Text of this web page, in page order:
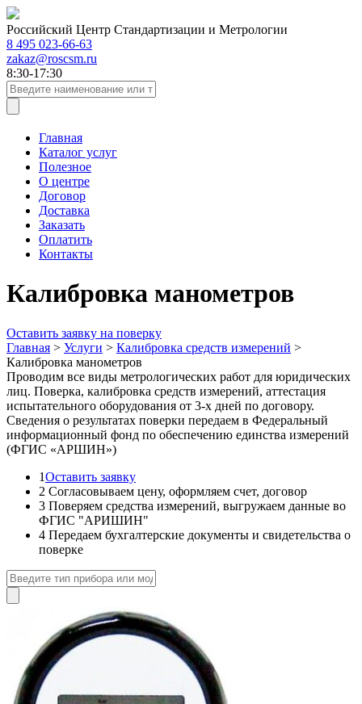
Российский Центр Стандартизации и Метрологии
8 495 023-66-63
zakaz@roscsm.ru
8:30-17:30
Главная
Каталог услуг
Полезное
О центре
Договор
Доставка
Заказать
Оплатить
Контакты
Калибровка манометров
Оставить заявку на поверку
Главная > Услуги > Калибровка средств измерений >
Калибровка манометров
Проводим все виды метрологических работ для юридических
лиц. Поверка, калибровка средств измерений, аттестация
испытательного оборудования от 3-х дней по договору.
Сведения о результатах поверки передаем в Федеральный
информационный фонд по обеспечению единства измерений
(ФГИС «АРШИН»)
1Оставить заявку
2 Согласовываем цену, оформляем счет, договор
3 Поверяем средства измерений, выгружаем данные во
ФГИС "АРИШИН"
4 Передаем бухгалтерские документы и свидетельства о
поверке